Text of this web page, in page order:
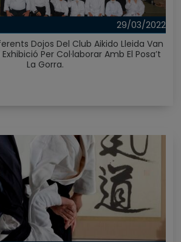
29/03/2022
Dojos Del Club Aikido Lleida Van
Per Col·laborar Amb El Posa’t
La Gorra.